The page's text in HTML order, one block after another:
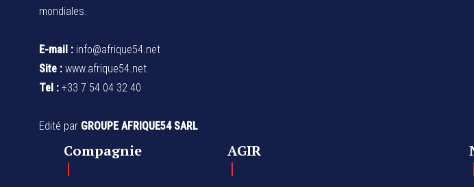
mondiales.
E-mail : info@afrique54.net
Site : www.afrique54.net
Tel : +33 7 54 04 32 40
Edité par GROUPE AFRIQUE54 SARL
Compagnie AGIR